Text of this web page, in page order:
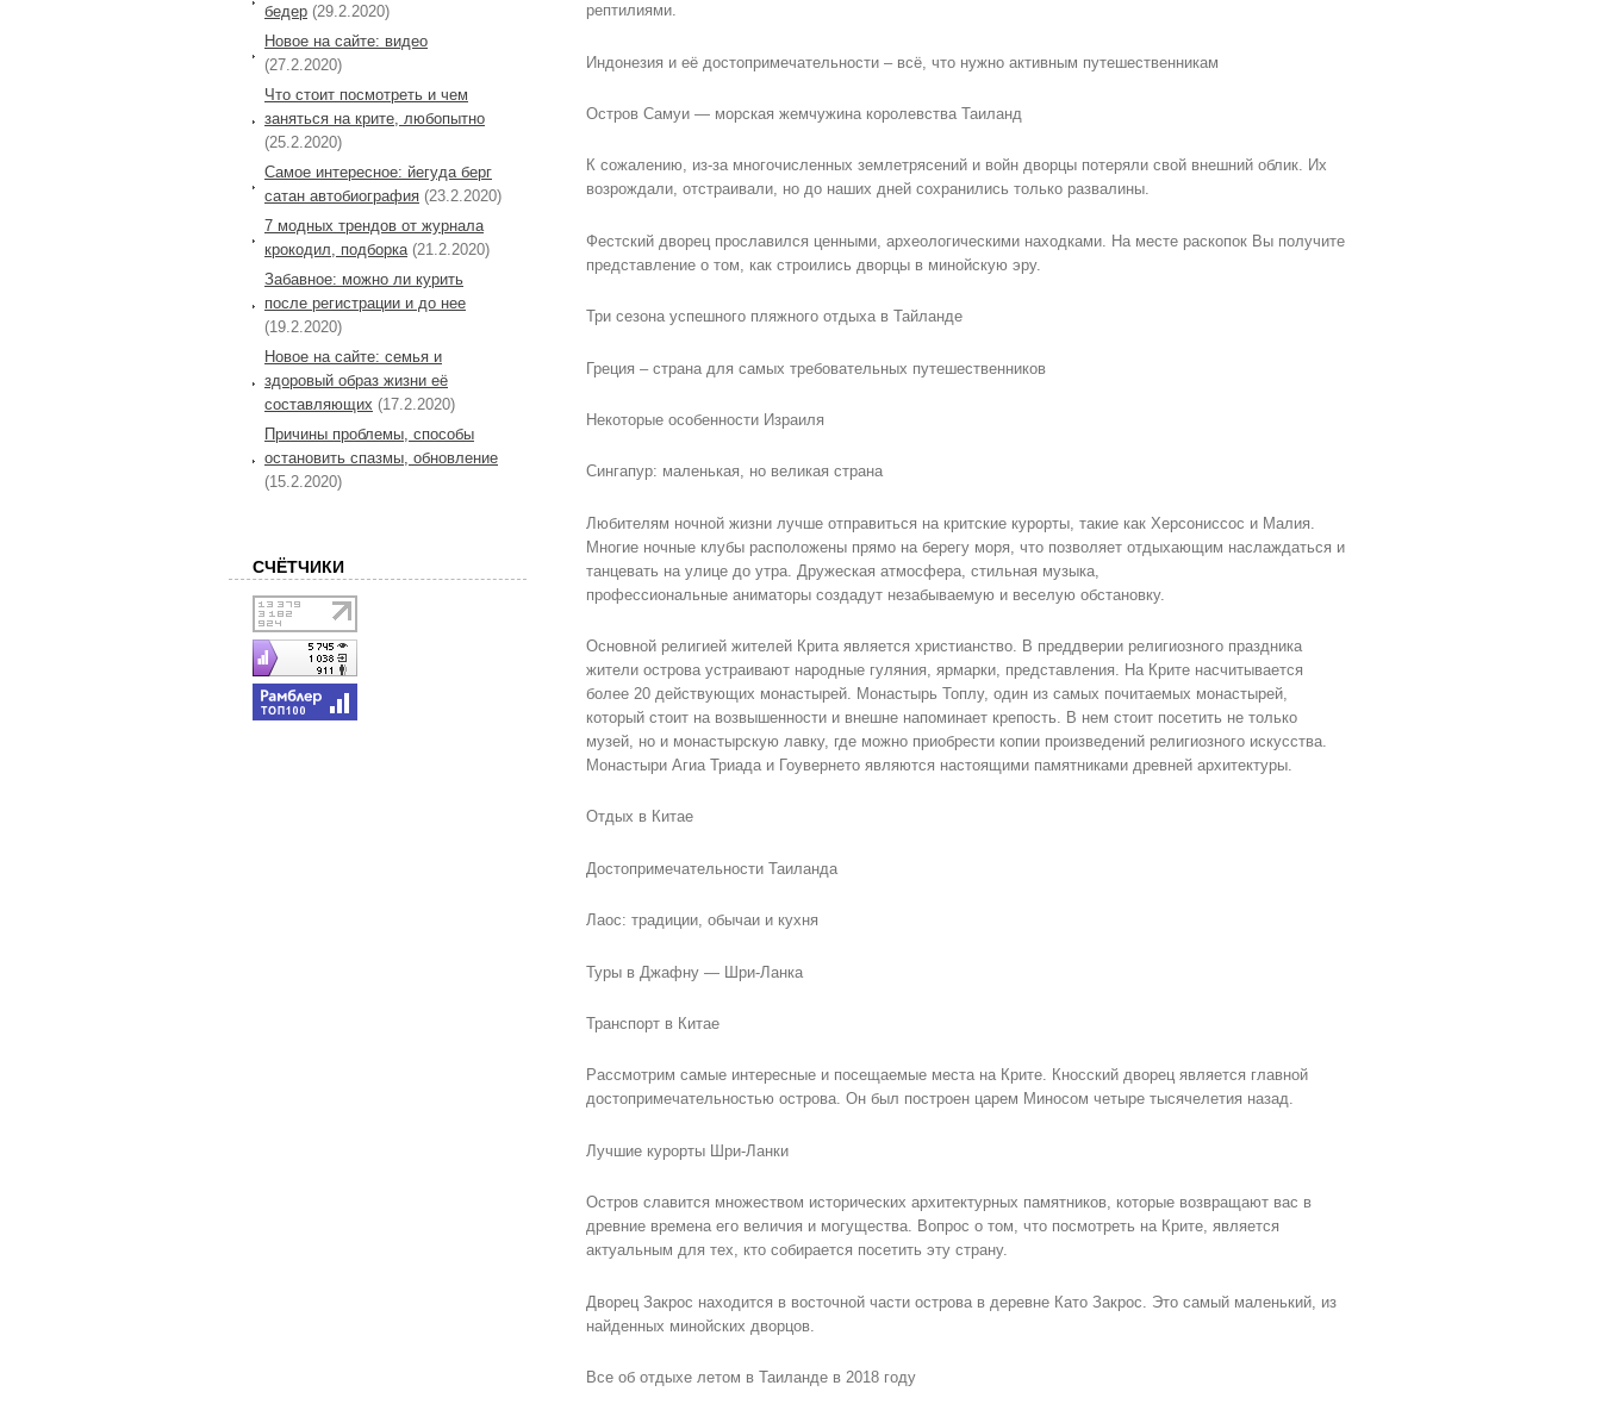
рептилиями.
Индонезия и её достопримечательности – всё, что нужно активным путешественникам
Остров Самуи — морская жемчужина королевства Таиланд
К сожалению, из-за многочисленных землетрясений и войн дворцы потеряли свой внешний облик. Их
возрождали, отстраивали, но до наших дней сохранились только развалины.
Фестский дворец прославился ценными, археологическими находками. На месте раскопок Вы получите
представление о том, как строились дворцы в минойскую эру.
Три сезона успешного пляжного отдыха в Тайланде
Греция – страна для самых требовательных путешественников
Некоторые особенности Израиля
Сингапур: маленькая, но великая страна
Любителям ночной жизни лучше отправиться на критские курорты, такие как Херсониссос и Малия.
Многие ночные клубы расположены прямо на берегу моря, что позволяет отдыхающим наслаждаться и
танцевать на улице до утра. Дружеская атмосфера, стильная музыка,
профессиональные аниматоры создадут незабываемую и веселую обстановку.
Основной религией жителей Крита является христианство. В преддверии религиозного праздника
жители острова устраивают народные гуляния, ярмарки, представления. На Крите насчитывается
более 20 действующих монастырей. Монастырь Топлу, один из самых почитаемых монастырей,
который стоит на возвышенности и внешне напоминает крепость. В нем стоит посетить не только
музей, но и монастырскую лавку, где можно приобрести копии произведений религиозного искусства.
Монастыри Агиа Триада и Гоувернето являются настоящими памятниками древней архитектуры.
Отдых в Китае
Достопримечательности Таиланда
Лаос: традиции, обычаи и кухня
Туры в Джафну — Шри-Ланка
Транспорт в Китае
Рассмотрим самые интересные и посещаемые места на Крите. Кносский дворец является главной
достопримечательностью острова. Он был построен царем Миносом четыре тысячелетия назад.
Лучшие курорты Шри-Ланки
Остров славится множеством исторических архитектурных памятников, которые возвращают вас в
древние времена его величия и могущества. Вопрос о том, что посмотреть на Крите, является
актуальным для тех, кто собирается посетить эту страну.
Дворец Закрос находится в восточной части острова в деревне Като Закрос. Это самый маленький, из
найденных минойских дворцов.
Все об отдыхе летом в Таиланде в 2018 году
бедер (29.2.2020)
Новое на сайте: видео
(27.2.2020)
Что стоит посмотреть и чем
заняться на крите, любопытно
(25.2.2020)
Самое интересное: йегуда берг
сатан автобиография (23.2.2020)
7 модных трендов от журнала
крокодил, подборка (21.2.2020)
Забавное: можно ли курить
после регистрации и до нее
(19.2.2020)
Новое на сайте: семья и
здоровый образ жизни её
составляющих (17.2.2020)
Причины проблемы, способы
остановить спазмы, обновление
(15.2.2020)
СЧЁТЧИКИ